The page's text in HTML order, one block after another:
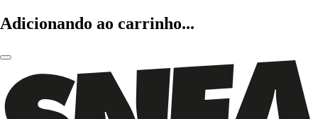
Adicionando ao carrinho...